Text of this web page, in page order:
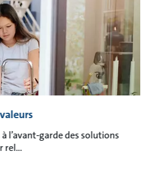
l’avant-garde des solutions
rel